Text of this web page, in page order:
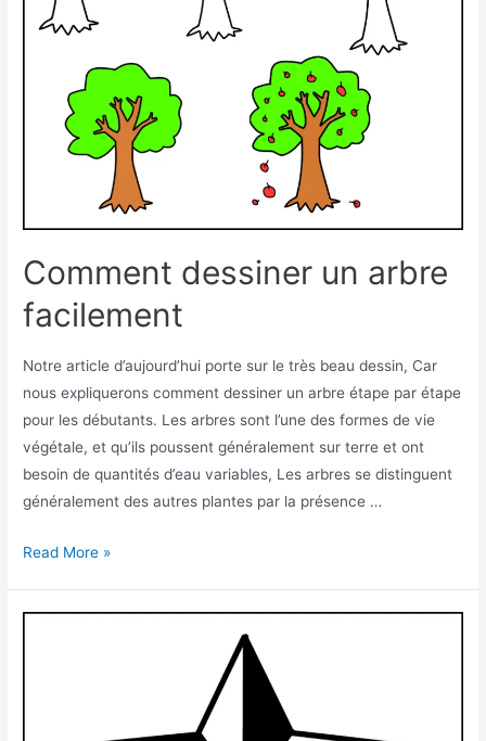
Comment dessiner un arbre
facilement
Notre article d’aujourd’hui porte sur le très beau dessin, Car
nous expliquerons comment dessiner un arbre étape par étape
pour les débutants. Les arbres sont l’une des formes de vie
végétale, et qu’ils poussent généralement sur terre et ont
besoin de quantités d’eau variables, Les arbres se distinguent
généralement des autres plantes par la présence …
Comment
Read More »